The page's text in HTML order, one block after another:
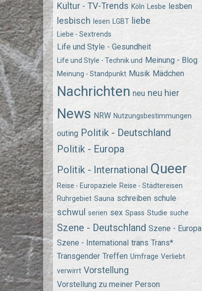
Kultur - TV-Trends Köln Lesbe lesben
lesbisch lesen LGBT liebe
Liebe - Sextrends
Life und Style - Gesundheit
Life und Style - Technik und Meinung - Blog
Meinung - Standpunkt Musik Mädchen
Nachrichten neu neu hier
News NRW Nutzungsbestimmungen
outing Politik - Deutschland
Politik - Europa
Politik - International Queer
Reise - Europaziele Reise - Städtereisen
Ruhrgebiet Sauna schreiben schule
schwul serien sex Spass Studie suche
Szene - Deutschland Szene - Europa
Szene - International trans Trans*
Transgender Treffen Umfrage Verliebt
verwirrt Vorstellung
Vorstellung zu meiner Person